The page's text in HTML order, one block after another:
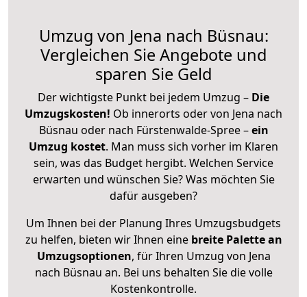
Umzug von Jena nach Büsnau:
Vergleichen Sie Angebote und
sparen Sie Geld
Der wichtigste Punkt bei jedem Umzug – Die
Umzugskosten! Ob innerorts oder von Jena nach
Büsnau oder nach Fürstenwalde-Spree –ein
Umzug kostet. Man muss sich vorher im Klaren
sein, was das Budget hergibt. Welchen Service
erwarten und wünschen Sie? Was möchten Sie
dafür ausgeben?
Um Ihnen bei der Planung Ihres Umzugsbudgets
zu helfen, bieten wir Ihnen eine breite Palette an
Umzugsoptionen, für Ihren Umzug von Jena
nach Büsnau an. Bei uns behalten Sie die volle
Kostenkontrolle.